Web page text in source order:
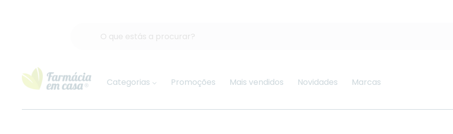
Categorias Promoções Mais vendidos Novidades Marcas